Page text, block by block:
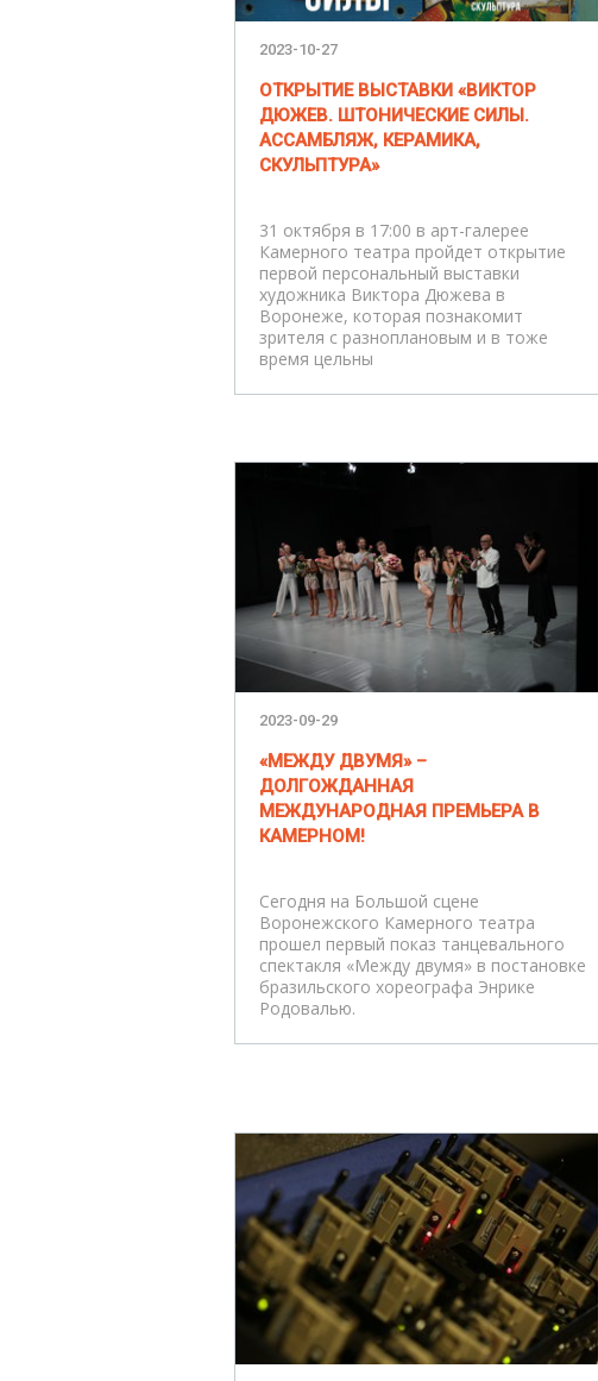
2023-10-27
ОТКРЫТИЕ ВЫСТАВКИ «ВИКТОР
ДЮЖЕВ. ШТОНИЧЕСКИЕ СИЛЫ.
АССАМБЛЯЖ, КЕРАМИКА,
СКУЛЬПТУРА»
31 октября в 17:00 в арт-галерее
Камерного театра пройдет открытие
первой персональный выставки
художника Виктора Дюжева в
Воронеже, которая познакомит
зрителя с разноплановым и в тоже
время цельны
2023-09-29
«МЕЖДУ ДВУМЯ» –
ДОЛГОЖДАННАЯ
МЕЖДУНАРОДНАЯ ПРЕМЬЕРА В
КАМЕРНОМ!
Сегодня на Большой сцене
Воронежского Камерного театра
прошел первый показ танцевального
спектакля «Между двумя» в постановке
бразильского хореографа Энрике
Родовалью.